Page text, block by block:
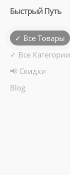
Быстрый Путь
✓ Все Товары
✓ Все Категории
📢 Скидки
Blog